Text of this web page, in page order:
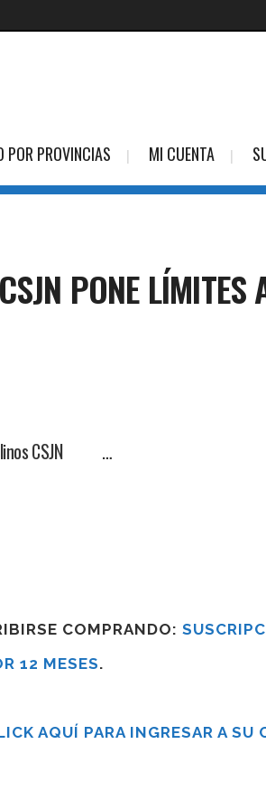
POR PROVINCIAS MI CUENTA
PONE LÍMITES
Molinos CSJN …
COMPRANDO:
12 MESES.
AQUÍ PARA INGRESAR A SU